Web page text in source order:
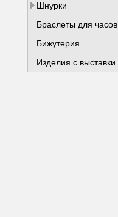
Шнурки
Браслеты для часов
Бижутерия
Изделия с выставки